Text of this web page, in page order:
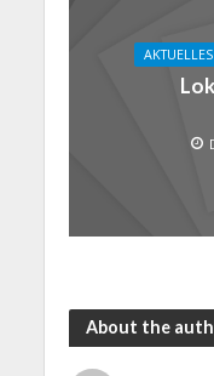
AKTUELLES
About the